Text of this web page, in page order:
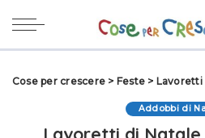
Cose per crescere > Feste > Lavoretti
Addobbi di
Lavoretti di